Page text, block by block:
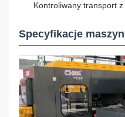
Kontroliwany transport
Specyfikacje